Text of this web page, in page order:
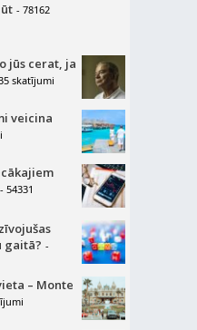
- 78162
jūs cerat, ja
skatījumi
veicina
- 54331
gaitā? -
– Monte